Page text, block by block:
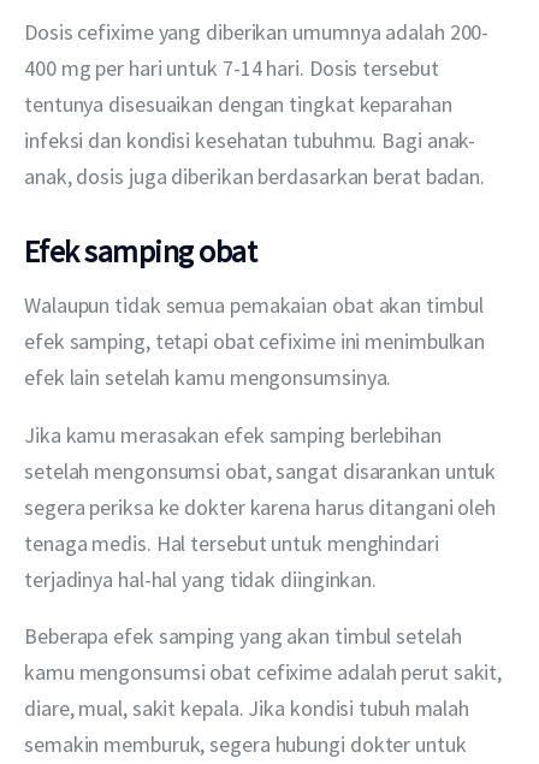
Dosis cefixime yang diberikan umumnya adalah 200-
400 mg per hari untuk 7-14 hari. Dosis tersebut
tentunya disesuaikan dengan tingkat keparahan
infeksi dan kondisi kesehatan tubuhmu. Bagi anak-
anak, dosis juga diberikan berdasarkan berat badan.
Efek samping obat
Walaupun tidak semua pemakaian obat akan timbul
efek samping, tetapi obat cefixime ini menimbulkan
efek lain setelah kamu mengonsumsinya.
Jika kamu merasakan efek samping berlebihan
setelah mengonsumsi obat, sangat disarankan untuk
segera periksa ke dokter karena harus ditangani oleh
tenaga medis. Hal tersebut untuk menghindari
terjadinya hal-hal yang tidak diinginkan.
Beberapa efek samping yang akan timbul setelah
kamu mengonsumsi obat cefixime adalah perut sakit,
diare, mual, sakit kepala. Jika kondisi tubuh malah
semakin memburuk, segera hubungi dokter untuk